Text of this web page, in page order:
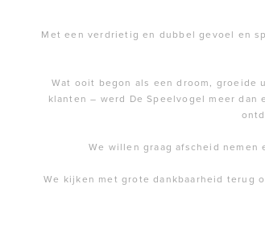
Met een verdrietig en dubbel gevoel en
Wat ooit begon als een droom,
klanten – werd De Speelvogel meer
We willen graag afscheid
We kijken met grote dankbaarheid terug